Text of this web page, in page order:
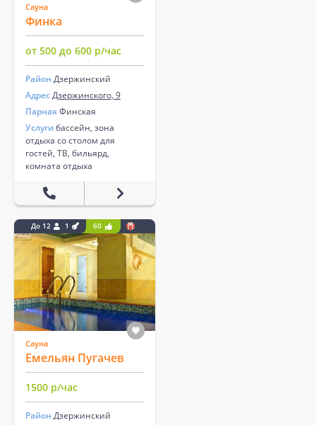
Сауна
Финка
от 500 до 600 р/час
Район Дзержинский
АдресДзержинского, 9
Парная Финская
Услуги бассейн, зона
отдыха со столом для
гостей, ТВ, бильярд,
комната отдыха
До 12 1 60
Сауна
Емельян Пугачев
1500 р/час
Район Дзержинский